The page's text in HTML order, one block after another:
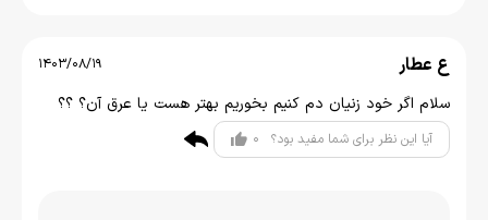
ع عطار 1403/08/19
سلام اگر خود زنیان دم کنیم بخوریم بهتر هست یا عرق آن؟ ؟؟
آیا این نظر برای شما مفید بود؟ 0